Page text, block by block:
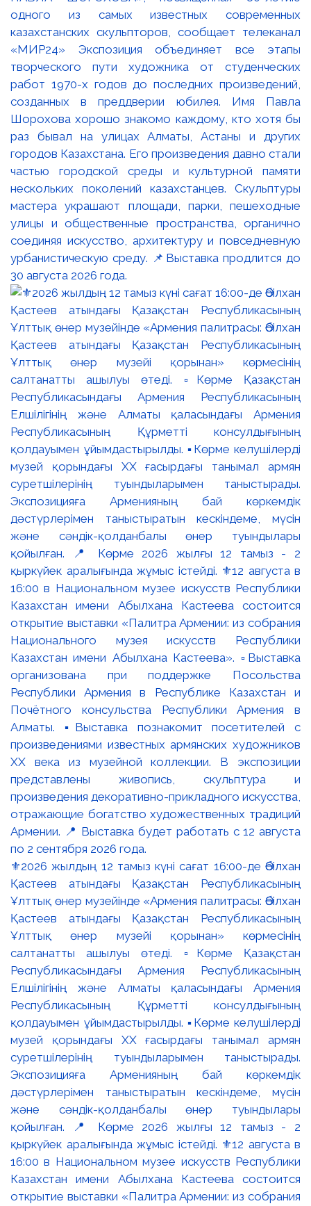
одного из самых известных современных
казахстанских скульпторов, сообщает телеканал
«МИР24» Экспозиция объединяет все этапы
творческого пути художника от студенческих
работ 1970-х годов до последних произведений,
созданных в преддверии юбилея. Имя Павла
Шорохова хорошо знакомо каждому, кто хотя бы
раз бывал на улицах Алматы, Астаны и других
городов Казахстана. Его произведения давно стали
частью городской среды и культурной памяти
нескольких поколений казахстанцев. Скульптуры
мастера украшают площади, парки, пешеходные
улицы и общественные пространства, органично
соединяя искусство, архитектуру и повседневную
урбанистическую среду. 📌Выставка продлится до
30 августа 2026 года.
⚜️2026 жылдың 12 тамыз күні сағат 16:00-де Әбілхан
Қастеев атындағы Қазақстан Республикасының
Ұлттық өнер музейінде «Армения палитрасы: Әбілхан
Қастеев атындағы Қазақстан Республикасының
Ұлттық өнер музейі қорынан» көрмесінің
салтанатты ашылуы өтеді. ▫️Көрме Қазақстан
Республикасындағы Армения Республикасының
Елшілігінің және Алматы қаласындағы Армения
Республикасының Құрметті консулдығының
қолдауымен ұйымдастырылды. ▪️Көрме келушілерді
музей қорындағы ХХ ғасырдағы танымал армян
суретшілерінің туындыларымен таныстырады.
Экспозицияға Арменияның бай көркемдік
дәстүрлерімен таныстыратын кескіндеме, мүсін
және сәндік-қолданбалы өнер туындылары
қойылған. 📍 Көрме 2026 жылғы 12 тамыз - 2
қыркүйек аралығында жұмыс істейді. ⚜️12 августа в
16:00 в Национальном музее искусств Республики
Казахстан имени Абылхана Кастеева состоится
открытие выставки «Палитра Армении: из собрания